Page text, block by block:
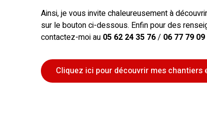
Ainsi, je vous invite chaleureusement à
sur le bouton ci-dessous. Enfin pour des
contactez-moi au 05 62 24 35 76/ 06 77 79
Cliquez ici pour découvrir mes chantiers